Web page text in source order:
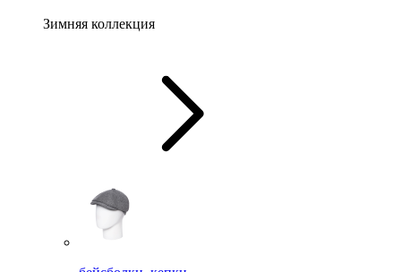
Зимняя коллекция